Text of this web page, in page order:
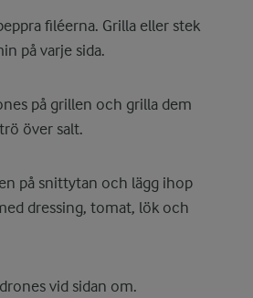
filéerna. Grilla eller stek
på varje sida.
på grillen och grilla dem
över salt.
på snittytan och lägg ihop
dressing, tomat, lök och
vid sidan om.